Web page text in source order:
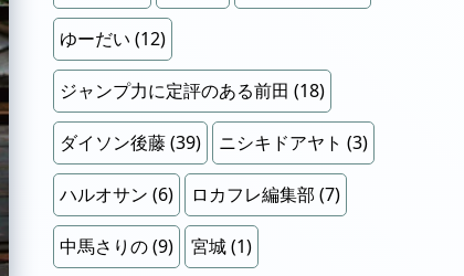
ゆーだい (12)
ジャンプ力に定評のある前田 (18)
ダイソン後藤(39) ニシキドアヤト (3)
ハルオサン (6) ロカフレ編集部 (7)
中馬さりの(9) 宮城(1)